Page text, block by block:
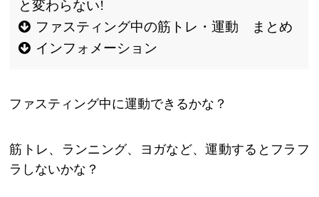
と変わらない!
ファスティング中の筋トレ・運動 まとめ
インフォメーション
ファスティング中に運動できるかな？
筋トレ、ランニング、ヨガなど、運動するとフラフ
ラしないかな？